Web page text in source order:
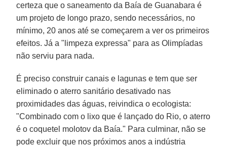
certeza que o saneamento da Baía de Guanabara é
um projeto de longo prazo, sendo necessários, no
mínimo, 20 anos até se começarem a ver os primeiros
efeitos. Já a "limpeza expressa" para as Olimpíadas
não serviu para nada.
É preciso construir canais e lagunas e tem que ser
eliminado o aterro sanitário desativado nas
proximidades das águas, reivindica o ecologista:
"Combinado com o lixo que é lançado do Rio, o aterro
é o coquetel molotov da Baía." Para culminar, não se
pode excluir que nos próximos anos a indústria